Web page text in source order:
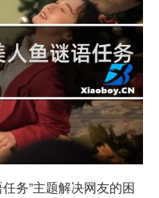
务”主题解决网友的困